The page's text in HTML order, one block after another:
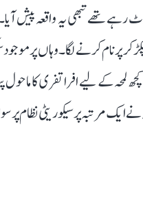
تھے تبھی یہ واقعہ پیش آیا۔
کر پرنام کرنے لگا۔ وہاں پر
کے لیے افرا تفری کا ماحول
ایک مرتبہ پر سیکوریٹی نظام